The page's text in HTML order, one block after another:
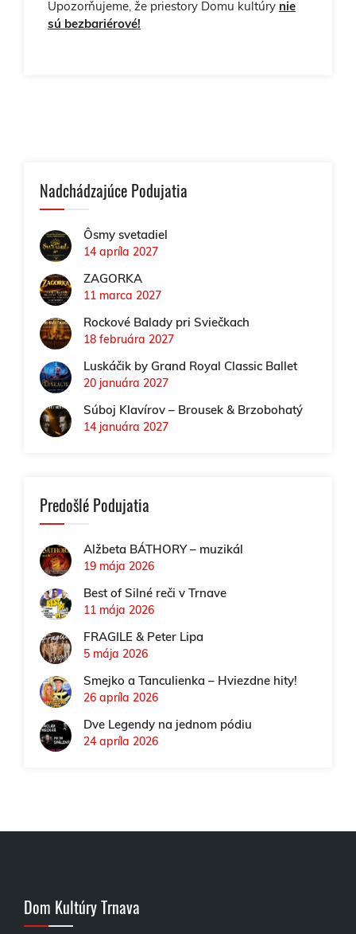
Upozorňujeme, že priestory Domu kultúry nie
sú bezbariérové!
Nadchádzajúce Podujatia
Ôsmy svetadiel
14 apríla 2027
ZAGORKA
11 marca 2027
Rockové Balady pri Sviečkach
18 februára 2027
Luskáčik by Grand Royal Classic Ballet
20 januára 2027
Súboj Klavírov – Brousek & Brzobohatý
14 januára 2027
Predošlé Podujatia
Alžbeta BÁTHORY – muzikál
19 mája 2026
Best of Silné reči v Trnave
11 mája 2026
FRAGILE & Peter Lipa
5 mája 2026
Smejko a Tanculienka – Hviezdne hity!
26 apríla 2026
Dve Legendy na jednom pódiu
24 apríla 2026
Dom Kultúry Trnava